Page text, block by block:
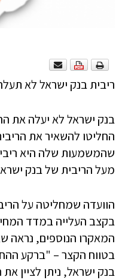
ריבית בנק ישראל לא תעלה
בנק ישראל לא יעלה את
מעל הריבית של בנק
הוועדה שמחליטה על
בקצב העלייה במדד
המאקרו הנוספים, נראה
בטווח הקצר – "ברקע
בנק ישראל, ניתן לציין